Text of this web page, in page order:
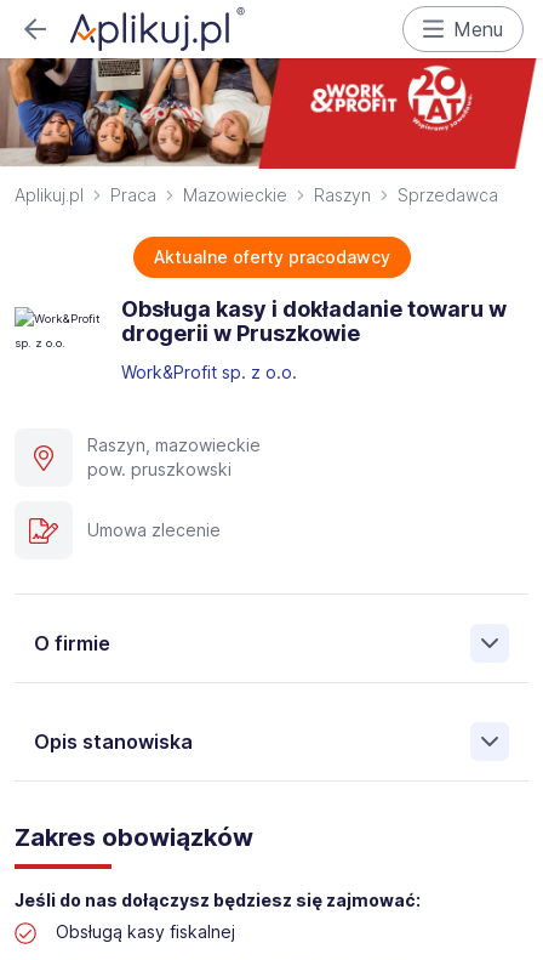
Menu
Aplikuj.pl Praca Mazowieckie Raszyn Sprzedawca
Aktualne oferty pracodawcy
Obsługa kasy i dokładanie towaru w
drogerii w Pruszkowie
Work&Profit sp. z o.o.
Raszyn, mazowieckie
pow. pruszkowski
Umowa zlecenie
O firmie
Opis stanowiska
Pośrednictwa Pracy i Doradztwa Personalnego Work &
Profit jest obecnie jedną z największych niezależnych
polskich agencji zatrudnienia. W ciągu wielu lat naszej
działalności daliśmy pracę przeszło 50 000 pracowników
w całym kraju. Skutecznie znajdujemy pracowników dla
największych firm, jak również małych rodzinnych
Zakres obowiązków
Jeśli do nas dołączysz będziesz się zajmować:
Obsługą kasy fiskalnej